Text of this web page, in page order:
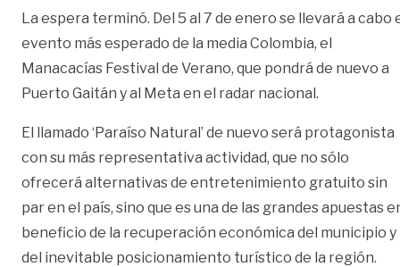
La espera terminó. Del 5 al 7 de enero se llevará a cabo
evento más esperado de la media Colombia, el
Manacacías Festival de Verano, que pondrá de nuevo a
Puerto Gaitán y al Meta en el radar nacional.
El llamado ‘Paraíso Natural’ de nuevo será protagonista
con su más representativa actividad, que no sólo
ofrecerá alternativas de entretenimiento gratuito sin
par en el país, sino que es una de las grandes apuestas
beneficio de la recuperación económica del municipio y
del inevitable posicionamiento turístico de la región.